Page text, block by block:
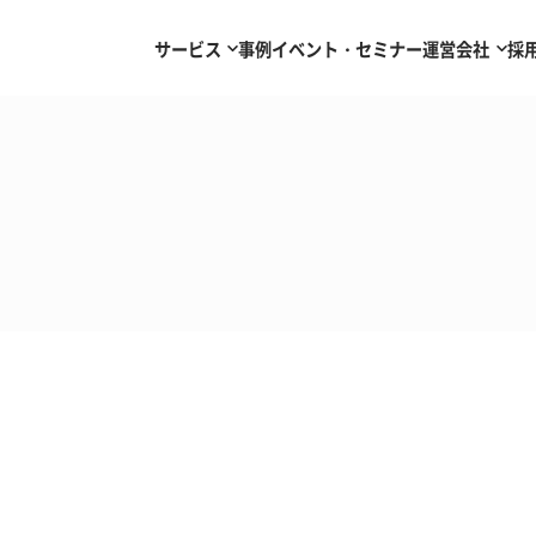
サービス 事例イベント・セミナー運営会社 採